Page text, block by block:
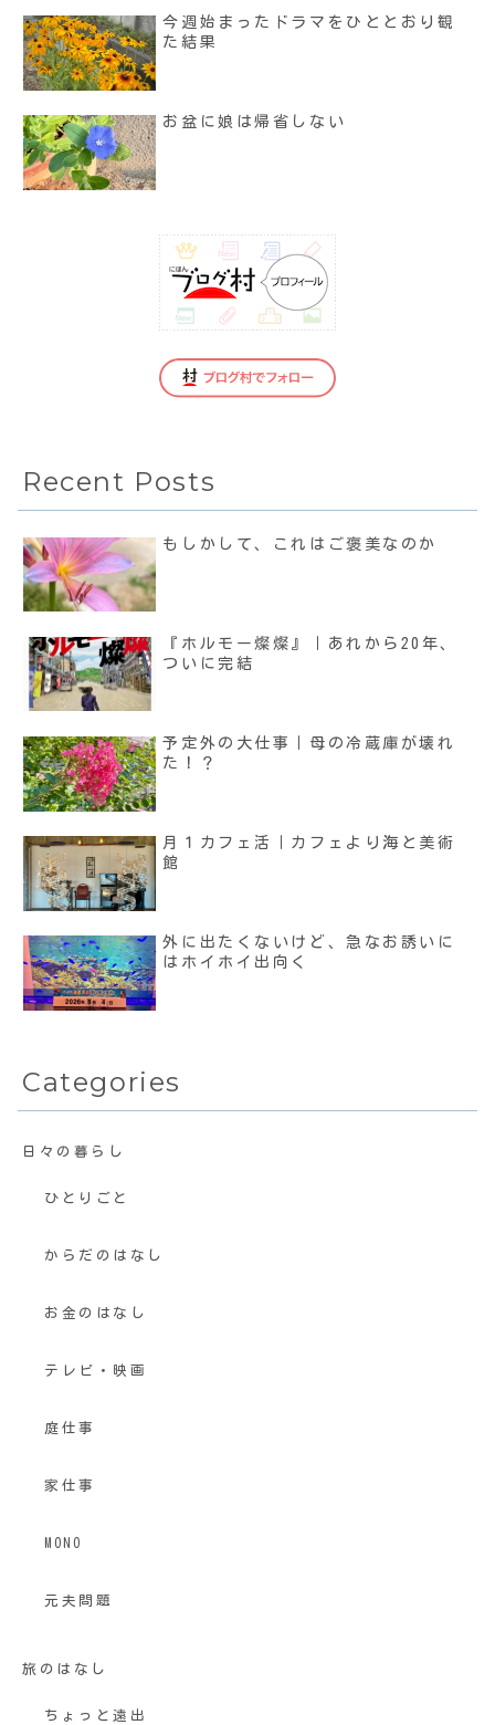
今週始まったドラマをひととおり観
た結果
お盆に娘は帰省しない
Recent Posts
もしかして、これはご褒美なのか
『ホルモー燦燦』｜あれから20年、
ついに完結
予定外の大仕事｜母の冷蔵庫が壊れ
た！？
月１カフェ活｜カフェより海と美術
館
外に出たくないけど、急なお誘いに
はホイホイ出向く
Categories
日々の暮らし
ひとりごと
からだのはなし
お金のはなし
テレビ・映画
庭仕事
家仕事
MONO
元夫問題
旅のはなし
ちょっと遠出